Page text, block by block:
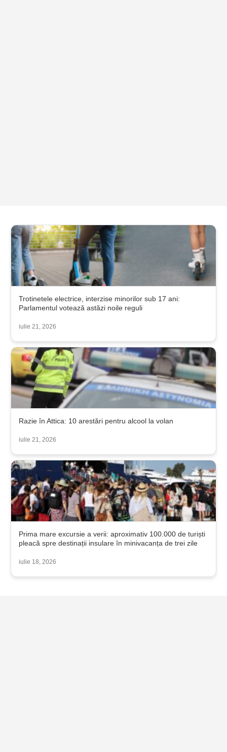
Trotinetele electrice, interzise minorilor sub 17 ani:
Parlamentul votează astăzi noile reguli
iulie 21, 2026
Razie în Attica: 10 arestări pentru alcool la volan
iulie 21, 2026
Prima mare excursie a verii: aproximativ 100.000 de turiști
pleacă spre destinații insulare în minivacanța de trei zile
iulie 18, 2026